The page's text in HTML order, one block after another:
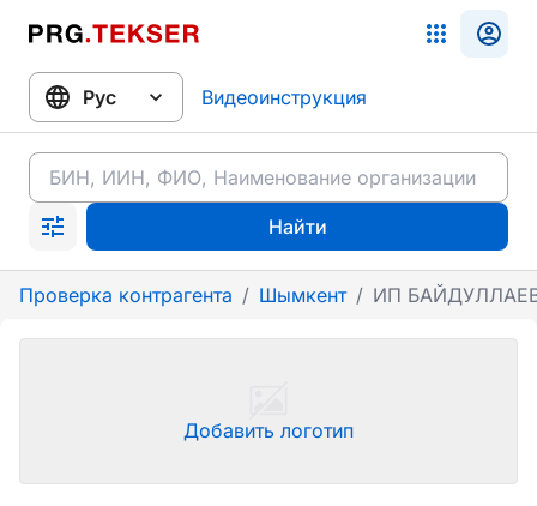
Видеоинструкция
Найти
Проверка контрагента / Шымкент / ИП
Добавить логотип